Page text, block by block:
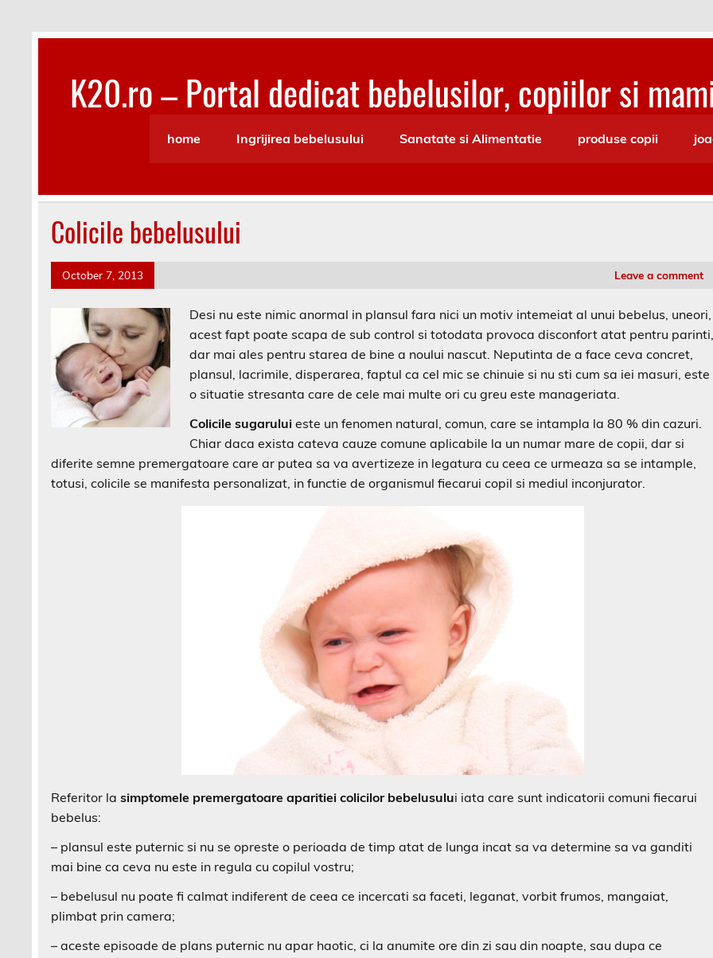
content
K20.ro – Portal dedicat bebelusilor, copiilor si
home
Ingrijirea bebelusului Sanatate si Alimentatie produse copii
Colicile bebelusului
October 7, 2013 Leave a comment
Desi nu este nimic anormal in plansul fara nici un motiv intemeiat al unui bebelus, uneori,
acest fapt poate scapa de sub control si totodata provoca disconfort atat pentru
dar mai ales pentru starea de bine a noului nascut. Neputinta de a face ceva concret,
plansul, lacrimile, disperarea, faptul ca cel mic se chinuie si nu sti cum sa iei masuri, este
o situatie stresanta care de cele mai multe ori cu greu este manageriata.
Colicile sugarului este un fenomen natural, comun, care se intampla la 80 % din cazuri.
Chiar daca exista cateva cauze comune aplicabile la un numar mare de copii, dar si
diferite semne premergatoare care ar putea sa va avertizeze in legatura cu ceea ce urmeaza sa se intample,
totusi, colicile se manifesta personalizat, in functie de organismul fiecarui copil si mediul inconjurator.
Referitor lasimptomele premergatoare aparitiei colicilor bebelusului iata care sunt indicatorii comuni fiecarui
bebelus:
– plansul este puternic si nu se opreste o perioada de timp atat de lunga incat sa va determine sa va ganditi
mai bine ca ceva nu este in regula cu copilul vostru;
– bebelusul nu poate fi calmat indiferent de ceea ce incercati sa faceti, leganat, vorbit frumos, mangaiat,
plimbat prin camera;
– aceste episoade de plans puternic nu apar haotic, ci la anumite ore din zi sau din noapte, sau dupa ce